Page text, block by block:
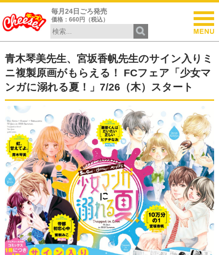
毎月24日ごろ発売
価格：660円（税込）
青木琴美先生、宮坂香帆先生のサイン入りミ
ニ複製原画がもらえる！ FCフェア「少女マ
ンガに溺れる夏！」7/26（木）スタート